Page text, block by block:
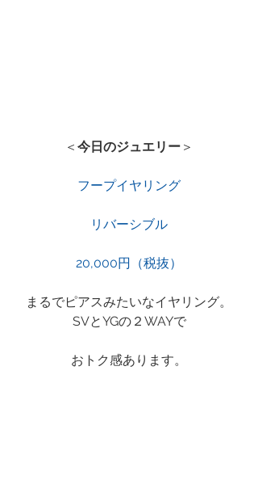
＜ 今日のジュエリー ＞
フープイヤリング
リバーシブル
20,000円（税抜）
まるでピアスみたいなイヤリング。
SVとYGの２WAYで
おトク感あります。